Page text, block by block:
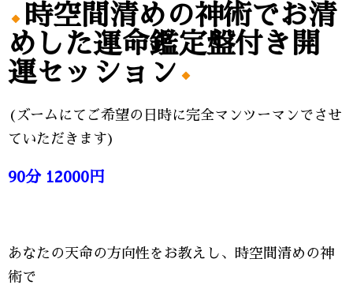
時空間清めの神術でお清
めした運命鑑定盤付き開
運セッション
(ズームにてご希望の日時に完全マンツーマンでさせ
ていただきます)
90分 12000円
あなたの天命の方向性をお教えし、時空間清めの神
術で